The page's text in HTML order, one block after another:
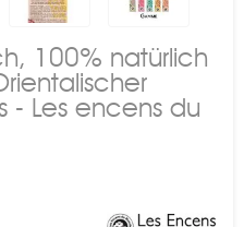
100% natürlich
- Les encens du